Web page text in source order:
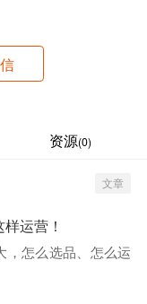
资源(0)
文章
运营！
，怎么选品、怎么运